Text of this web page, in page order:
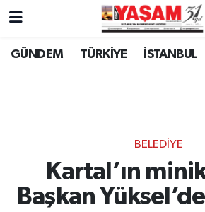
GÜNDEM TÜRKİYE İSTANBUL
BELEDİYE
Kartal’ın
Başkan